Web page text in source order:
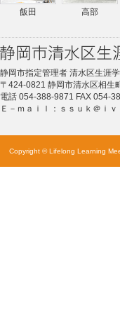
飯田 高部
静岡市指定管理者 清水区生涯
〒424-0821 静岡市清水区相
電話 054-388-9871 FAX 054-
Ｅ－ｍａｉｌ：ｓｓｕｋ＠ｉ
Copyright © Lifelong Learning